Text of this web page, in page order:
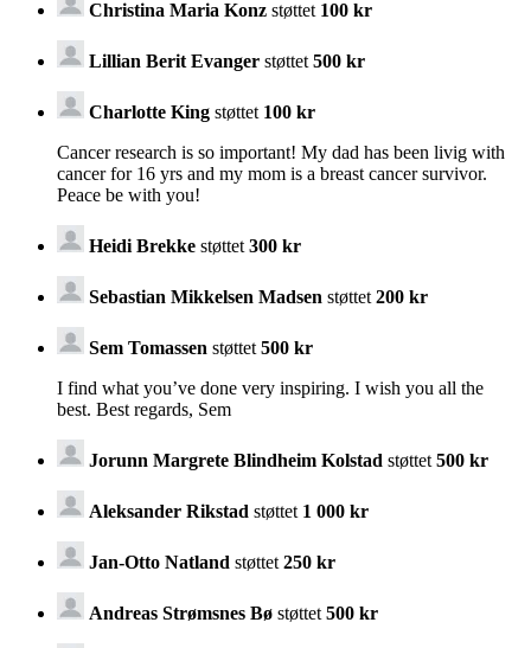
Christina Maria Konz støttet 100 kr
Lillian Berit Evanger støttet 500 kr
Charlotte King støttet 100 kr
Cancer research is so important! My dad has been livig with
cancer for 16 yrs and my mom is a breast cancer survivor.
Peace be with you!
Heidi Brekke støttet 300 kr
Sebastian Mikkelsen Madsen støttet 200 kr
Sem Tomassen støttet 500 kr
I find what you’ve done very inspiring. I wish you all the
best. Best regards, Sem
Jorunn Margrete Blindheim Kolstad støttet 500 kr
Aleksander Rikstad støttet 1 000 kr
Jan-Otto Natland støttet 250 kr
Andreas Strømsnes Bø støttet 500 kr